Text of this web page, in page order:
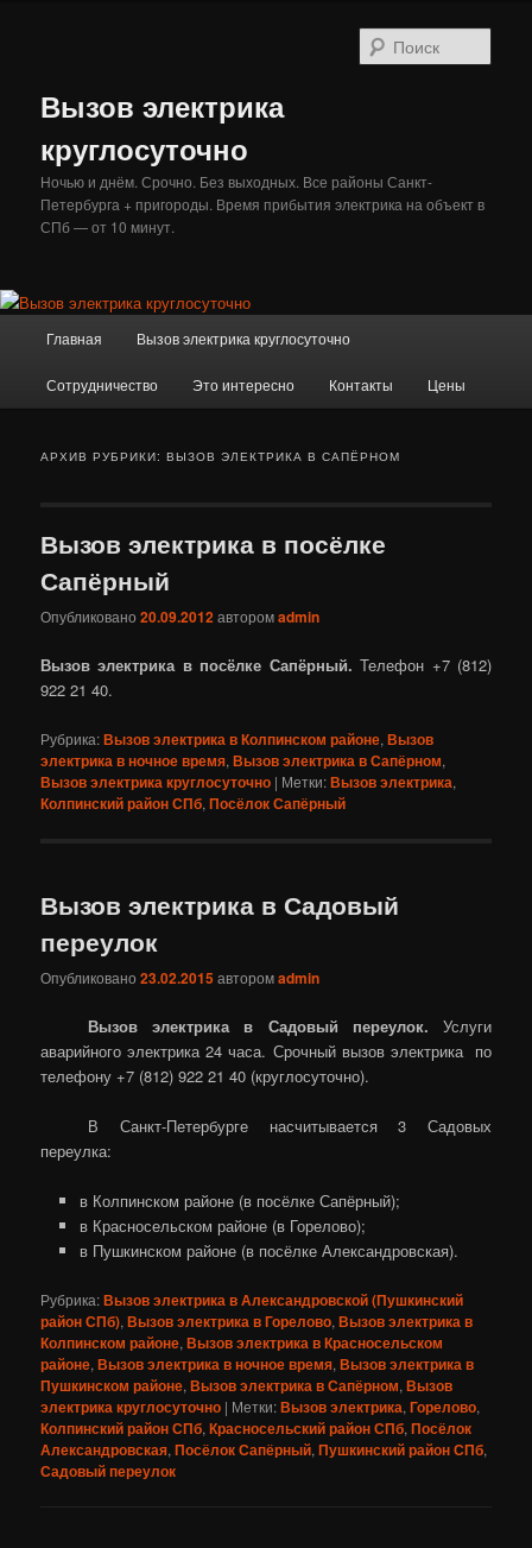
Вызов электрика
круглосуточно
Ночью и днём. Срочно. Без выходных. Все районы Санкт-
Петербурга + пригороды. Время прибытия электрика на объект в
СПб — от 10 минут.
Главная Вызов электрика круглосуточно
Сотрудничество Это интересно Контакты Цены
АРХИВ РУБРИКИ:ВЫЗОВ ЭЛЕКТРИКА В САПЁРНОМ
Вызов электрика в посёлке
Сапёрный
Опубликовано20.09.2012авторомadmin
Вызов электрика в посёлке Сапёрный. Телефон +7 (812)
922 21 40.
Рубрика:Вызов электрика в Колпинском районе,Вызов
электрика в ночное время,Вызов электрика в Сапёрном,
Вызов электрика круглосуточно | Метки:Вызов электрика,
Колпинский район СПб,Посёлок Сапёрный
Вызов электрика в Садовый
переулок
Опубликовано23.02.2015авторомadmin
Вызов электрика в Садовый переулок. Услуги
аварийного электрика 24 часа. Срочный вызов электрика по
телефону +7 (812) 922 21 40 (круглосуточно).
В Санкт-Петербурге насчитывается 3 Садовых
переулка:
в Колпинском районе (в посёлке Сапёрный);
в Красносельском районе (в Горелово);
в Пушкинском районе (в посёлке Александровская).
Рубрика:Вызов электрика в Александровской (Пушкинский
район СПб),Вызов электрика в Горелово,Вызов электрика в
Колпинском районе,Вызов электрика в Красносельском
районе,Вызов электрика в ночное время,Вызов электрика в
Пушкинском районе,Вызов электрика в Сапёрном,Вызов
электрика круглосуточно | Метки:Вызов электрика,Горелово,
Колпинский район СПб,Красносельский район СПб,Посёлок
Александровская,Посёлок Сапёрный,Пушкинский район СПб,
Садовый переулок